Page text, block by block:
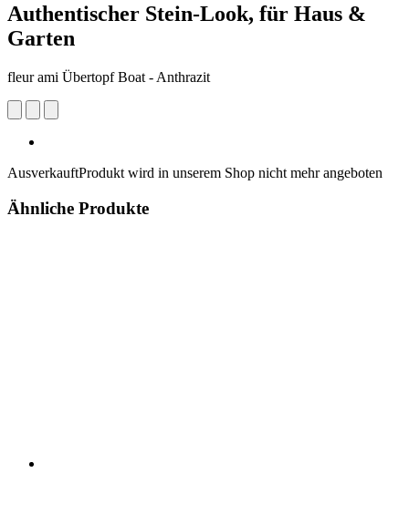
Authentischer Stein-Look, für Haus &
Garten
fleur ami Übertopf Boat - Anthrazit
AusverkauftProdukt wird in unserem Shop nicht mehr angeboten
Ähnliche Produkte